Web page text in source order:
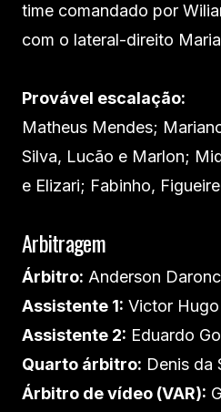
time comandado por
com o lateral-direito
Provável escalação:
Matheus Mendes;
Silva, Lucão e Marlon;
e Elizari; Fabinho,
Arbitragem
Árbitro: Anderson
Assistente 1: Victor
Assistente 2: Eduardo
Quarto árbitro: Denis da
Árbitro de vídeo (VAR):